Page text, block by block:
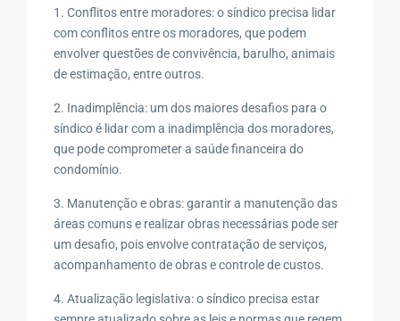
1. Conflitos entre moradores: o síndico precisa lidar
com conflitos entre os moradores, que podem
envolver questões de convivência, barulho, animais
de estimação, entre outros.
2. Inadimplência: um dos maiores desafios para o
síndico é lidar com a inadimplência dos moradores,
que pode comprometer a saúde financeira do
condomínio.
3. Manutenção e obras: garantir a manutenção das
áreas comuns e realizar obras necessárias pode ser
um desafio, pois envolve contratação de serviços,
acompanhamento de obras e controle de custos.
4. Atualização legislativa: o síndico precisa estar